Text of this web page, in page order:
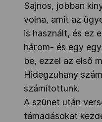
Sajnos, jobban
volna, amit az
is használt, és ez
három- és egy
be, ezzel az első
Hidegzuhany
számítottunk.
A szünet után
támadásokat